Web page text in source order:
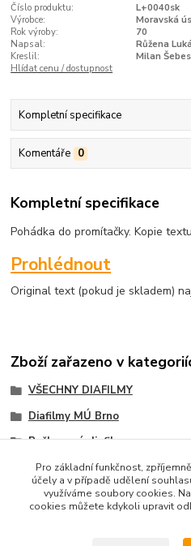
Číslo produktu:
L+0040sk
Výrobce:
Moravská
Rok výroby:
70
Napsal:
Růžena
Kreslil:
Milan
Hlídat cenu / dostupnost
Kompletní specifikace
Komentáře 0
Kompletní specifikace
Pohádka do promítačky. Kopie
Prohlédnout
Original text (pokud je skladem)
Zboží zařazeno v
VŠECHNY DIAFILMY
Diafilmy MÚ Brno
Poškozené diafilmy
Pro základní funkčnost,
účely a v případě udělení
využíváme soubory cookies.
cookies můžete kdykoli upravit